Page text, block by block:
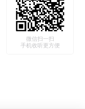
微信扫一扫
手机收听更方便